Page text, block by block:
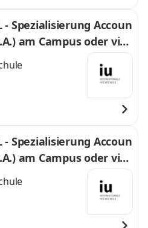
- Spezialisierung Accoun
am Campus oder virt
- Spezialisierung Accoun
am Campus oder virt